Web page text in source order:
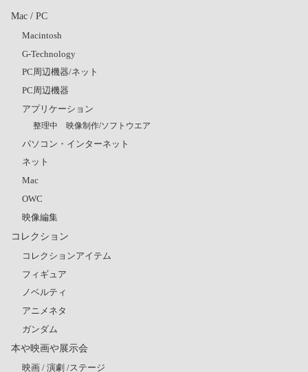
Mac / PC
Macintosh
G-Technology
PC周辺機器/ネット
PC周辺機器
アプリケーション
整理中 映像制作/ソフトウエア
パソコン・インターネット
ネット
Mac
OWC
映像編集
コレクション
コレクションアイテム
フィギュア
ノベルティ
アニメネタ
ガンダム
本や映画や展示会
映画 / 演劇 /ステージ